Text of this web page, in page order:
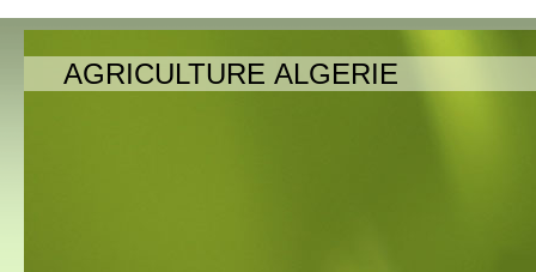
AGRICULTURE ALGERIE